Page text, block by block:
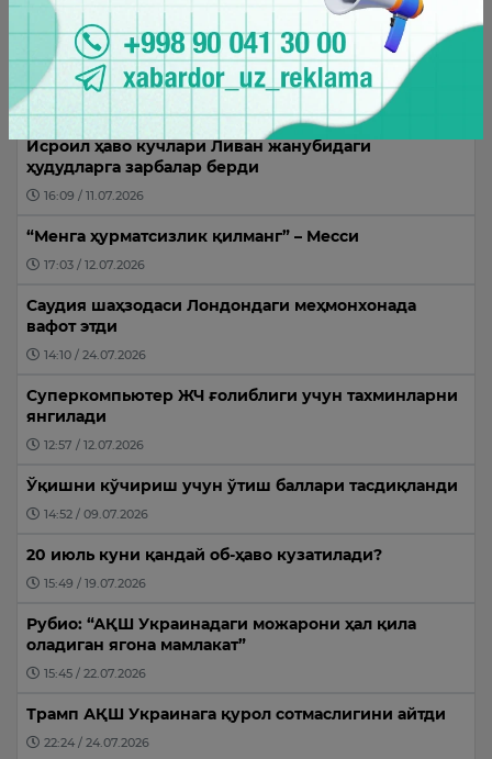
09:24 / 07.08.2026
Энг кўп ўқилганлар
Исроил ҳаво кучлари Ливан жанубидаги
ҳудудларга зарбалар берди
16:09 / 11.07.2026
“Менга ҳурматсизлик қилманг” – Месси
17:03 / 12.07.2026
Саудия шаҳзодаси Лондондаги меҳмонхонада
вафот этди
14:10 / 24.07.2026
Суперкомпьютер ЖЧ ғолиблиги учун тахминларни
янгилади
12:57 / 12.07.2026
Ўқишни кўчириш учун ўтиш баллари тасдиқланди
14:52 / 09.07.2026
20 июль куни қандай об-ҳаво кузатилади?
15:49 / 19.07.2026
Рубио: “АҚШ Украинадаги можарони ҳал қила
оладиган ягона мамлакат”
15:45 / 22.07.2026
Трамп АҚШ Украинага қурол сотмаслигини айтди
22:24 / 24.07.2026